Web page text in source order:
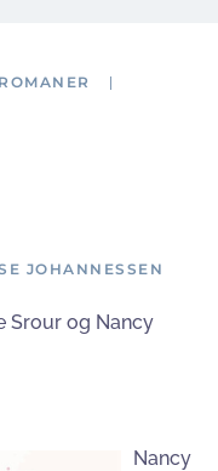
ROMANER
JOHANNESSEN
Srour og Nancy
Nancy